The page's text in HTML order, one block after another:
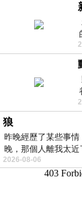
狼
昨晚經歷了某些事
晚，那個人離我太近
2026-08-06